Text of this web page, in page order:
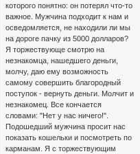
которого понятно: он потерял что-то
важное. Мужчина подходит к нам и
осведомляется, не находили ли мы
на дороге пачку из 5000 долларов?
Я торжествующе смотрю на
незнакомца, нашедшего деньги,
молчу, даю ему возможность
самому совершить благородный
поступок - вернуть деньги. Молчит и
незнакомец. Все кончается
словами: "Нет у нас ничего!".
Подошедший мужчина просит нас
показать кошельки и посмотреть по
карманам. Я с торжествующим